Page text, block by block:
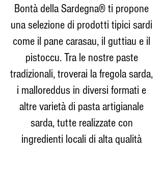
Bontà della Sardegna® ti propone
una selezione di prodotti tipici sardi
come il pane carasau, il guttiau e il
pistoccu. Tra le nostre paste
tradizionali, troverai la fregola sarda,
i malloreddus in diversi formati e
altre varietà di pasta artigianale
sarda, tutte realizzate con
ingredienti locali di alta qualità